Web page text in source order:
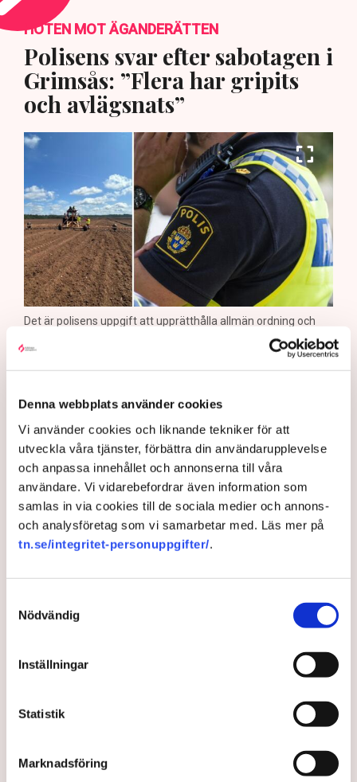
Denna webbplats använder cookies
Vi använder cookies och liknande tekniker för att
utveckla våra tjänster, förbättra din användarupplevelse
och anpassa innehållet och annonserna till våra
användare. Vi vidarebefordrar även information som
samlas in via cookies till de sociala medier och annons-
och analysföretag som vi samarbetar med. Läs mer på
tn.se/integritet-personuppgifter/.
Nödvändig
Inställningar
Statistik
Marknadsföring
HOTEN MOT ÄGANDERÄTTEN
Polisens svar efter sabotagen i
Grimsås: ”Flera har gripits
och avlägsnats”
Det är polisens uppgift att upprätthålla allmän ordning och
säkerhet, vilket inkluderar att ingripa mot pågående
brottslighet som olaga intrång, förklarar Anna-Lena Mann,
polisinspektör vid kommunikationsavdelningen i region Väst.
Polisen tillbakavisar kritiken om brist
på agerande mot aktivistaktionerna vid
torvtäkten i Grimsås. ”Det har gjorts
både avvisanden, avlägsnanden och
gripanden”, säger Anna-Lena Mann,
polisinspektör i region Väst, till TN.
Torvtäkten i Grimsås i Tranemo kommun har sedan 28
juli stoppats av aktivistgruppen Återställ Våtmarker
efter att aktivister har klättrat upp på
torvproducenten
ogräsfrön över täkten.
maskiner – polisen kan inte
avvisa dem: ”Upptrappning